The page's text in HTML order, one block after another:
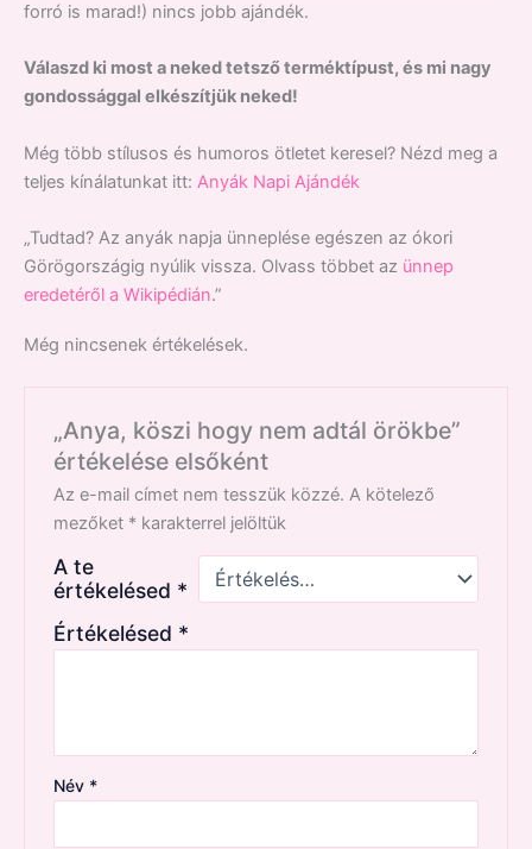
forró is marad!) nincs jobb ajándék.
Válaszd ki most a neked tetsző terméktípust, és mi nagy
gondossággal elkészítjük neked!
Még több stílusos és humoros ötletet keresel? Nézd meg a
teljes kínálatunkat itt: Anyák Napi Ajándék
„Tudtad? Az anyák napja ünneplése egészen az ókori
Görögországig nyúlik vissza. Olvass többet az ünnep
eredetéről a Wikipédián.”
Még nincsenek értékelések.
„Anya, köszi hogy nem adtál örökbe”
értékelése elsőként
Az e-mail címet nem tesszük közzé. A kötelező
mezőket * karakterrel jelöltük
A te
értékelésed *
Értékelésed *
Név *